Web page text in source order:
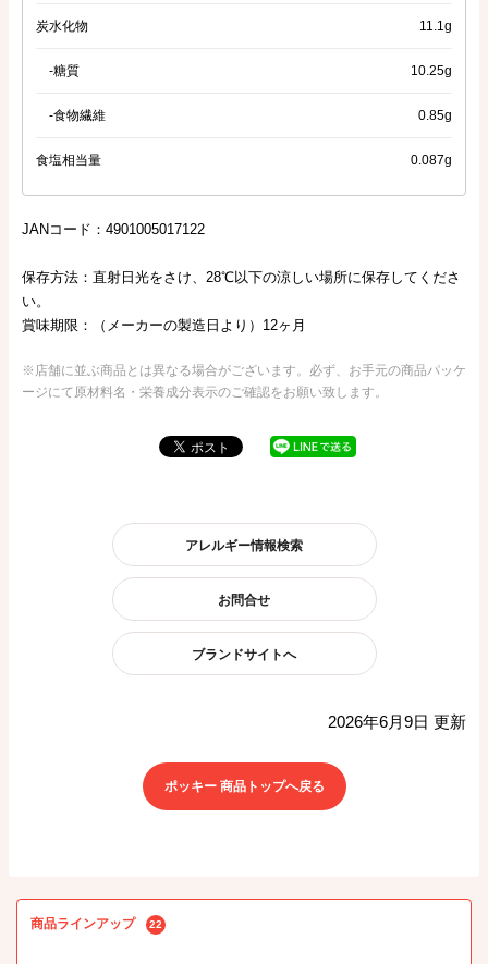
炭水化物 11.1g
-糖質 10.25g
-食物繊維 0.85g
食塩相当量 0.087g
JANコード：4901005017122
保存方法：直射日光をさけ、28℃以下の涼しい場所に保存してくださ
い。
賞味期限：（メーカーの製造日より）12ヶ月
※店舗に並ぶ商品とは異なる場合がございます。必ず、お手元の商品パッケ
ージにて原材料名・栄養成分表示のご確認をお願い致します。
アレルギー情報検索
お問合せ
ブランドサイトへ
2026年6月9日 更新
ポッキー 商品トップへ戻る
商品ラインアップ 22